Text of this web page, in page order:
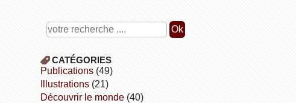
CATÉGORIES
publications (49)
illustrations (21)
découvrir le monde (40)